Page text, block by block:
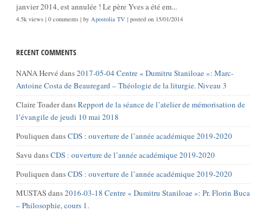
janvier 2014, est annulée ! Le père Yves a été em...
4.5k views| 0 comments| by Apostolia TV | posted on 15/01/2014
RECENT COMMENTS
NANA Hervé dans2017-05-04 Centre « Dumitru Staniloae »: Marc-
Antoine Costa de Beauregard – Théologie de la liturgie. Niveau 3
Claire ToaderdansRepport de la séance de l’atelier de mémorisation de
l’évangile de jeudi 10 mai 2018
Pouliquen dansCDS : ouverture de l’année académique 2019-2020
Savu dansCDS : ouverture de l’année académique 2019-2020
Pouliquen dansCDS : ouverture de l’année académique 2019-2020
MUSTASdans2016-03-18 Centre « Dumitru Staniloae »: Pr. Florin Buca
– Philosophie, cours 1.